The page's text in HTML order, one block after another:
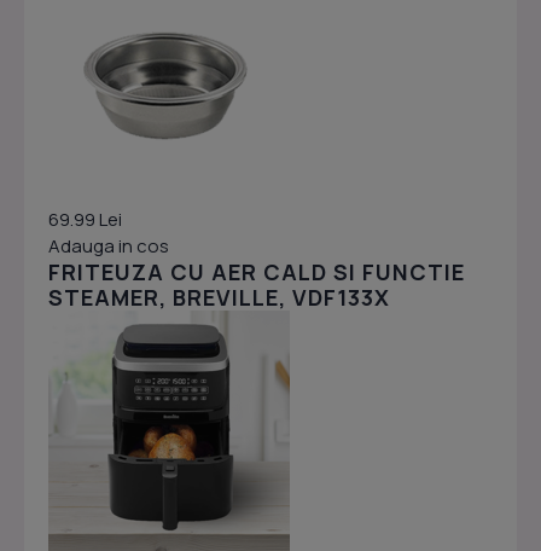
69.99 Lei
Adauga in cos
FRITEUZA CU AER CALD SI FUNCTIE
STEAMER, BREVILLE, VDF133X